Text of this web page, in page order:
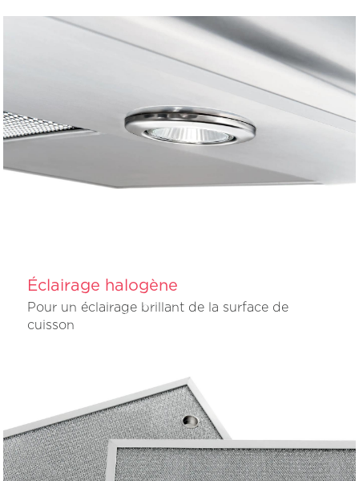
Éclairage halogène
Pour un éclairage brillant de la surface de
cuisson